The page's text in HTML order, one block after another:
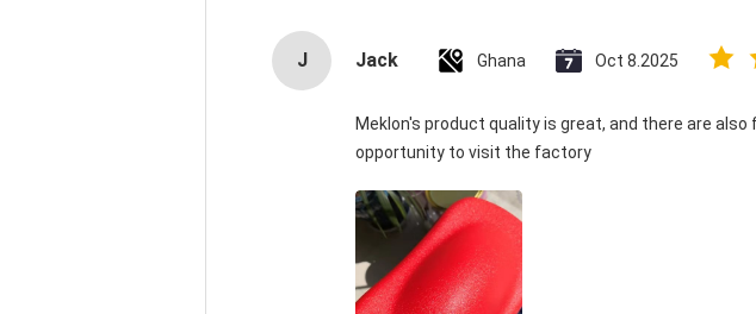
J Jack Ghana Oct 8.2025
Meklon's product quality is great, and there are
opportunity to visit the factory